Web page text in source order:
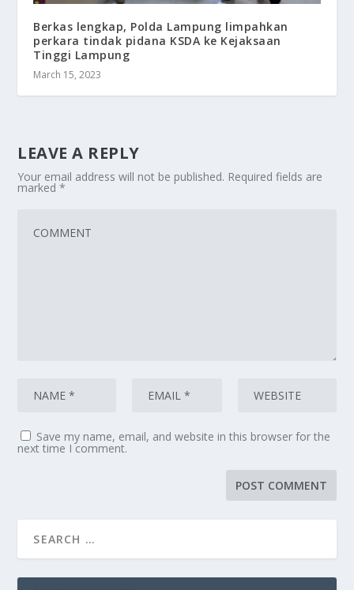
Berkas lengkap, Polda Lampung limpahkan
perkara tindak pidana KSDA ke Kejaksaan
Tinggi Lampung
March 15, 2023
LEAVE A REPLY
Your email address will not be published. Required fields are
marked*
Save my name, email, and website in this browser for the
next time I comment.